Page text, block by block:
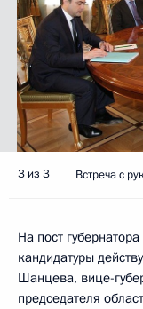
3 из 3 Встреча с
На пост
кандидатуры
Шанцева, вице-
председателя